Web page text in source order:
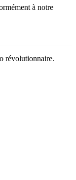
à notre
révolutionnaire.